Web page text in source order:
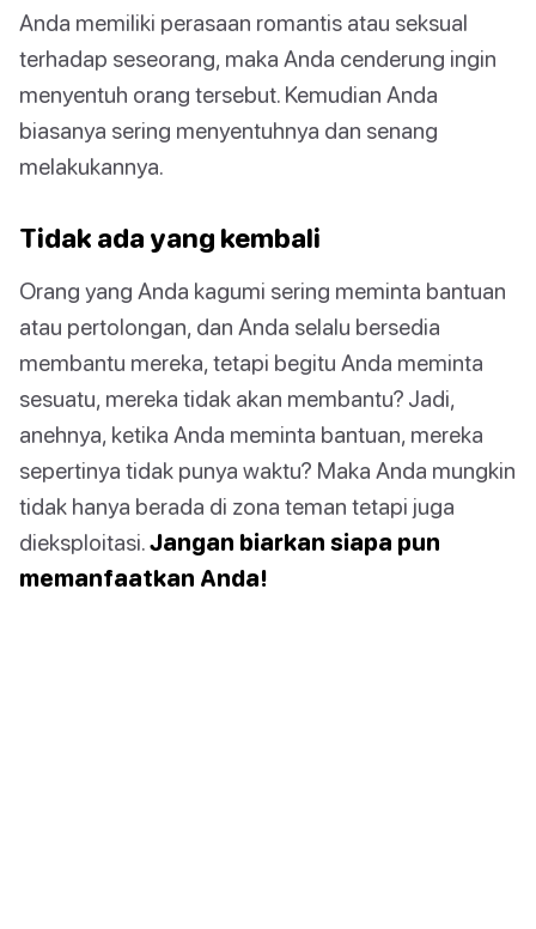
Anda memiliki perasaan romantis atau seksual
terhadap seseorang, maka Anda cenderung ingin
menyentuh orang tersebut. Kemudian Anda
biasanya sering menyentuhnya dan senang
melakukannya.
Tidak ada yang kembali
Orang yang Anda kagumi sering meminta bantuan
atau pertolongan, dan Anda selalu bersedia
membantu mereka, tetapi begitu Anda meminta
sesuatu, mereka tidak akan membantu? Jadi,
anehnya, ketika Anda meminta bantuan, mereka
sepertinya tidak punya waktu? Maka Anda mungkin
tidak hanya berada di zona teman tetapi juga
dieksploitasi.Jangan biarkan siapa pun
memanfaatkan Anda!